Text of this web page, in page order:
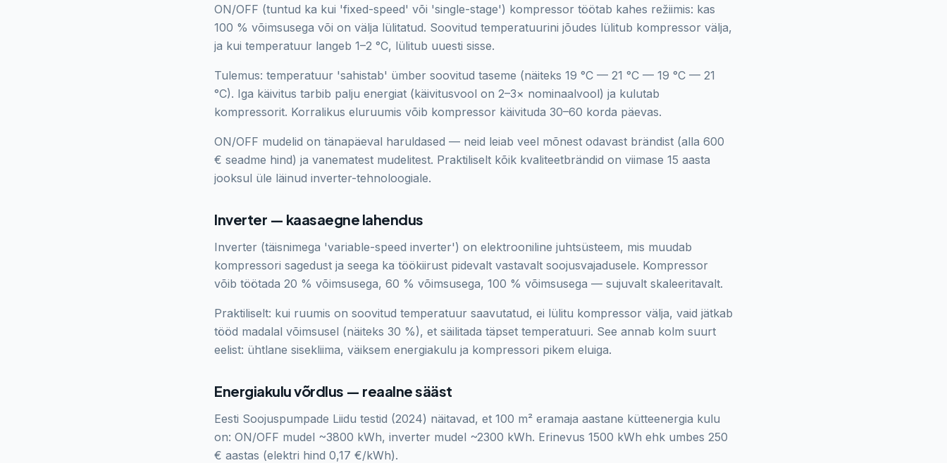
ON/OFF (tuntud ka kui 'fixed-speed' või 'single-stage') kompressor töötab kahes režiimis: kas
100 % võimsusega või on välja lülitatud. Soovitud temperatuurini jõudes lülitub kompressor välja,
ja kui temperatuur langeb 1–2 °C, lülitub uuesti sisse.
Tulemus: temperatuur 'sahistab' ümber soovitud taseme (näiteks 19 °C — 21 °C — 19 °C — 21
°C). Iga käivitus tarbib palju energiat (käivitusvool on 2–3× nominaalvool) ja kulutab
kompressorit. Korralikus eluruumis võib kompressor käivituda 30–60 korda päevas.
ON/OFF mudelid on tänapäeval haruldased — neid leiab veel mõnest odavast brändist (alla 600
€ seadme hind) ja vanematest mudelitest. Praktiliselt kõik kvaliteetbrändid on viimase 15 aasta
jooksul üle läinud inverter-tehnoloogiale.
Inverter — kaasaegne lahendus
Inverter (täisnimega 'variable-speed inverter') on elektrooniline juhtsüsteem, mis muudab
kompressori sagedust ja seega ka töökiirust pidevalt vastavalt soojusvajadusele. Kompressor
võib töötada 20 % võimsusega, 60 % võimsusega, 100 % võimsusega — sujuvalt skaleeritavalt.
Praktiliselt: kui ruumis on soovitud temperatuur saavutatud, ei lülitu kompressor välja, vaid jätkab
tööd madalal võimsusel (näiteks 30 %), et säilitada täpset temperatuuri. See annab kolm suurt
eelist: ühtlane sisekliima, väiksem energiakulu ja kompressori pikem eluiga.
Energiakulu võrdlus — reaalne sääst
Eesti Soojuspumpade Liidu testid (2024) näitavad, et 100 m² eramaja aastane kütteenergia kulu
on: ON/OFF mudel ~3800 kWh, inverter mudel ~2300 kWh. Erinevus 1500 kWh ehk umbes 250
€ aastas (elektri hind 0,17 €/kWh).